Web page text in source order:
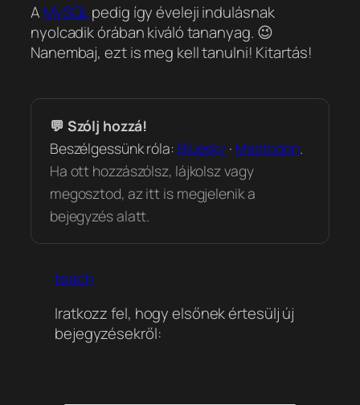
A MySQLpedig így éveleji indulásnak
nyolcadik órában kiváló tananyag. 😉
Nanembaj, ezt is meg kell tanulni! Kitartás!
💬 Szólj hozzá!
Beszélgessünk róla: Bluesky · Mastodon.
Ha ott hozzászólsz, lájkolsz vagy
megosztod, az itt is megjelenik a
bejegyzés alatt.
teach
Iratkozz fel, hogy elsőnek értesülj új
bejegyzésekről: